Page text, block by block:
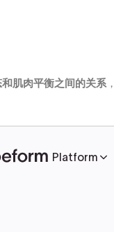
肌肉平衡之间的关系，